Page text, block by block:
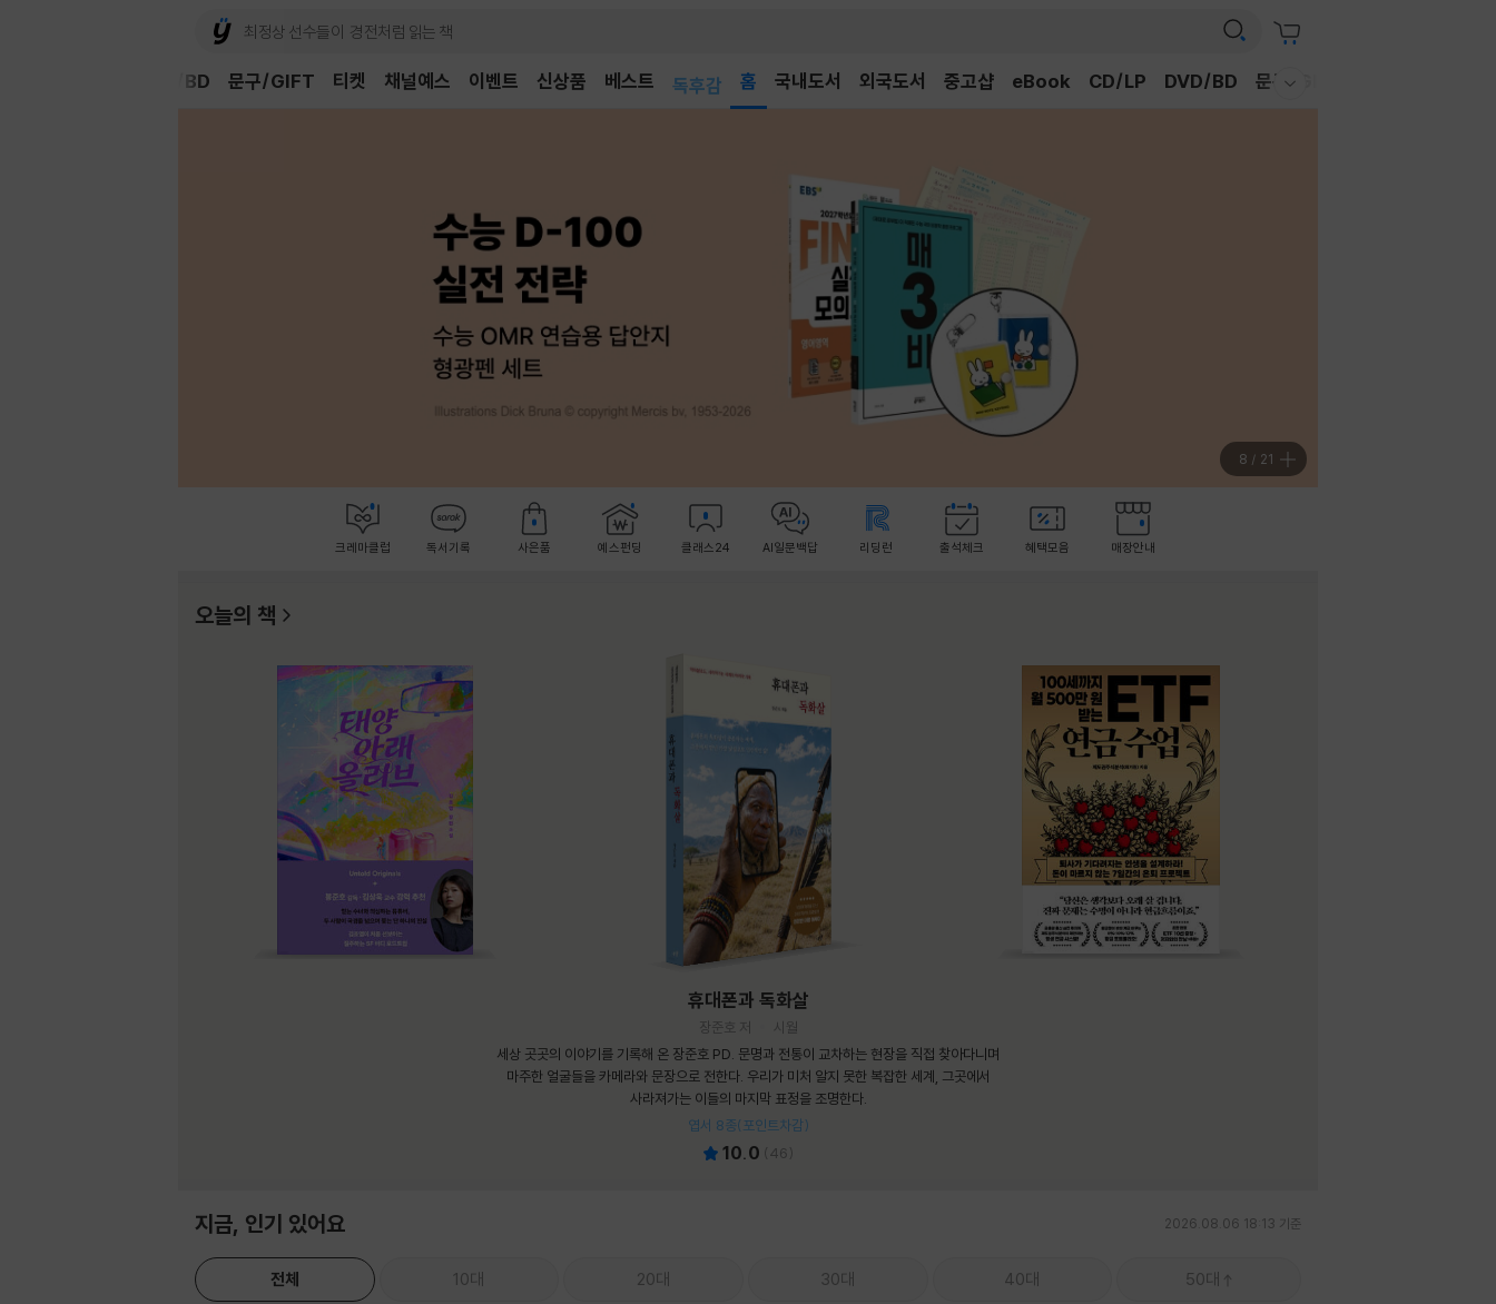
채널예스 이벤트 신상품 베스트
독후감
홈 국내도서 외국도서 중고샵 eBook CD/LP DVD/BD 문구/GIFT
DVD/BD 문구/GIFT 티켓
9 / 21
크레마클럽 독서기록 사은품 예스펀딩 클래스24 AI일문백답 리딩런 출석체크 혜택모음 매장안내
오늘의 책
휴대폰과 독화살
장준호 저
시월
세상 곳곳의 이야기를 기록해 온 장준호 PD. 문명과 전통이 교차하는 현장을 직접 찾아다니며
마주한 얼굴들을 카메라와 문장으로 전한다. 우리가 미처 알지 못한 복잡한 세계, 그곳에서
사라져가는 이들의 마지막 표정을 조명한다.
엽서 8종(포인트차감)
10.0 (46)
지금, 인기 있어요 2026.08.06 18:13 기준
전체 10대 20대 30대 40대 50대